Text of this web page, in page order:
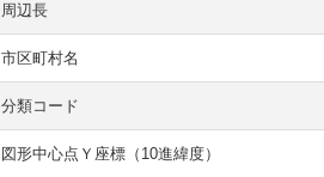
周辺長
市区町村名
分類コード
図形中心点Ｙ座標（10進緯度）